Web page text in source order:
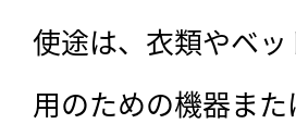
使途は、衣類やベ
用のための機器ま